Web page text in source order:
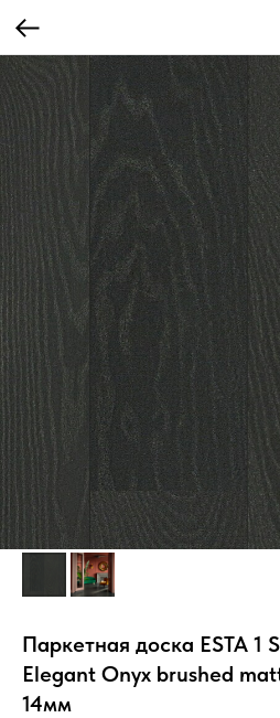
Паркетная доска ESTA 1
Elegant Onyx brushed
14мм